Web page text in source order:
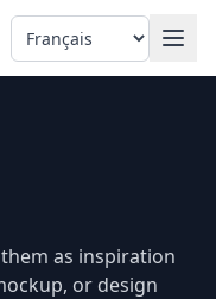
Language
as inspiration
or design